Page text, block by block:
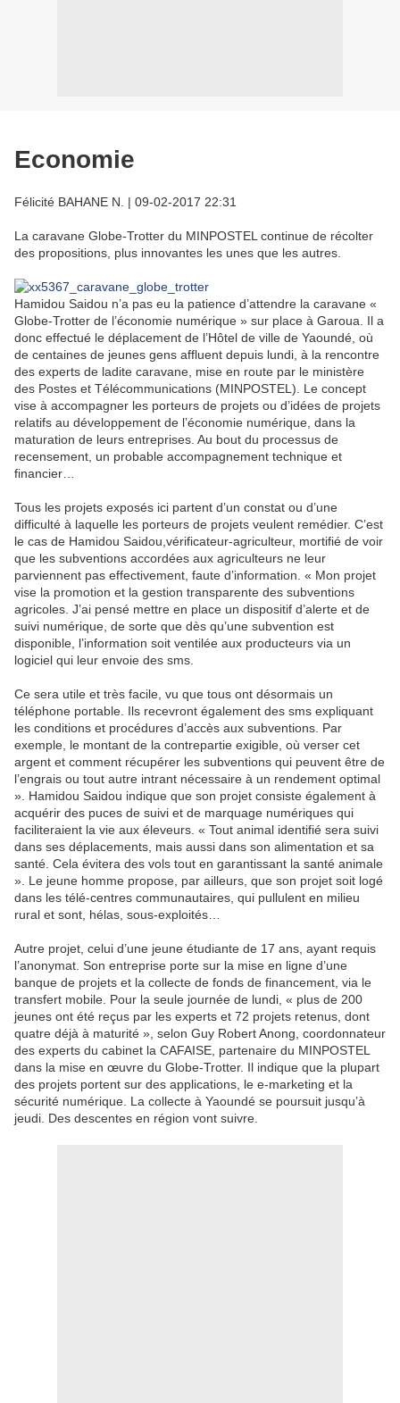
Economie
Félicité BAHANE N. | 09-02-2017 22:31
La caravane Globe-Trotter du MINPOSTEL continue de récolter
des propositions, plus innovantes les unes que les autres.
Hamidou Saidou n’a pas eu la patience d’attendre la caravane «
Globe-Trotter de l’économie numérique » sur place à Garoua. Il a
donc effectué le déplacement de l’Hôtel de ville de Yaoundé, où
de centaines de jeunes gens affluent depuis lundi, à la rencontre
des experts de ladite caravane, mise en route par le ministère
des Postes et Télécommunications (MINPOSTEL). Le concept
vise à accompagner les porteurs de projets ou d’idées de projets
relatifs au développement de l’économie numérique, dans la
maturation de leurs entreprises. Au bout du processus de
recensement, un probable accompagnement technique et
financier…
Tous les projets exposés ici partent d’un constat ou d’une
difficulté à laquelle les porteurs de projets veulent remédier. C’est
le cas de Hamidou Saidou,vérificateur-agriculteur, mortifié de voir
que les subventions accordées aux agriculteurs ne leur
parviennent pas effectivement, faute d’information. « Mon projet
vise la promotion et la gestion transparente des subventions
agricoles. J’ai pensé mettre en place un dispositif d’alerte et de
suivi numérique, de sorte que dès qu’une subvention est
disponible, l’information soit ventilée aux producteurs via un
logiciel qui leur envoie des sms.
Ce sera utile et très facile, vu que tous ont désormais un
téléphone portable. Ils recevront également des sms expliquant
les conditions et procédures d’accès aux subventions. Par
exemple, le montant de la contrepartie exigible, où verser cet
argent et comment récupérer les subventions qui peuvent être de
l’engrais ou tout autre intrant nécessaire à un rendement optimal
». Hamidou Saidou indique que son projet consiste également à
acquérir des puces de suivi et de marquage numériques qui
faciliteraient la vie aux éleveurs. « Tout animal identifié sera suivi
dans ses déplacements, mais aussi dans son alimentation et sa
santé. Cela évitera des vols tout en garantissant la santé animale
». Le jeune homme propose, par ailleurs, que son projet soit logé
dans les télé-centres communautaires, qui pullulent en milieu
rural et sont, hélas, sous-exploités…
Autre projet, celui d’une jeune étudiante de 17 ans, ayant requis
l’anonymat. Son entreprise porte sur la mise en ligne d’une
banque de projets et la collecte de fonds de financement, via le
transfert mobile. Pour la seule journée de lundi, « plus de 200
jeunes ont été reçus par les experts et 72 projets retenus, dont
quatre déjà à maturité », selon Guy Robert Anong, coordonnateur
des experts du cabinet la CAFAISE, partenaire du MINPOSTEL
dans la mise en œuvre du Globe-Trotter. Il indique que la plupart
des projets portent sur des applications, le e-marketing et la
sécurité numérique. La collecte à Yaoundé se poursuit jusqu’à
jeudi. Des descentes en région vont suivre.